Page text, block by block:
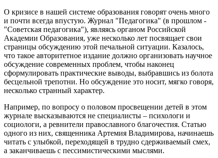
О кризисе в нашей системе образования говорят очень много
и почти всегда впустую. Журнал "Педагогика" (в прошлом -
"Советская педагогика"), являясь органом Российской
Академии Образования, уже несколько лет посвящает свои
страницы обсуждению этой печальной ситуации. Казалось,
что такое авторитетное издание должно организовать научное
обсуждение современных проблем, чтобы наконец
сформулировать практические выводы, выбравшись из болота
бесцельной трепотни. Но обсуждение это носит, мягко говоря,
несколько странный характер.
Например, по вопросу о половом просвещении детей в этом
журнале высказываются не специалисты – психологи и
социологи, а ревнители православного благочестия. Статью
одного из них, священника Артемия Владимирова, начинаешь
читать с улыбкой, переходящей в трудно сдерживаемый смех,
а заканчиваешь с пессимистическими мыслями.